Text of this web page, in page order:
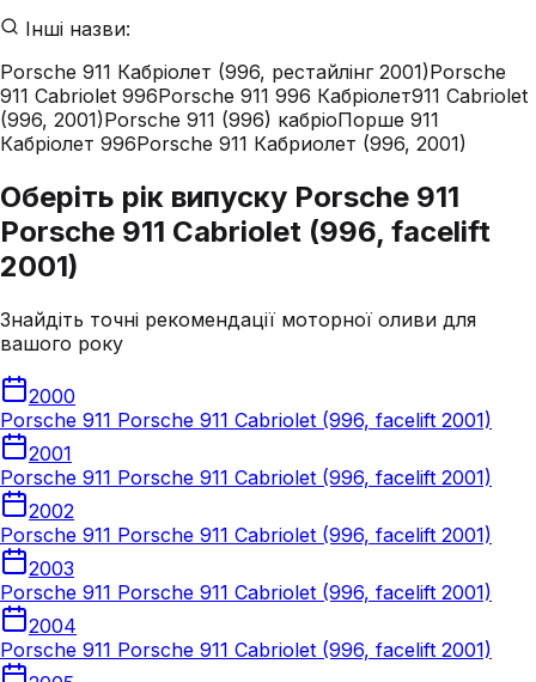
Інші назви:
Porsche 911 Кабріолет (996, рестайлінг 2001)Porsche
911 Cabriolet 996Porsche 911 996 Кабріолет911 Cabriolet
(996, 2001)Porsche 911 (996) кабріоПорше 911
Кабріолет 996Porsche 911 Кабриолет (996, 2001)
Оберіть рік випуску Porsche 911
Porsche 911 Cabriolet (996, facelift
2001)
Знайдіть точні рекомендації моторної оливи для
вашого року
2000
Porsche 911 Porsche 911 Cabriolet (996, facelift 2001)
2001
Porsche 911 Porsche 911 Cabriolet (996, facelift 2001)
2002
Porsche 911 Porsche 911 Cabriolet (996, facelift 2001)
2003
Porsche 911 Porsche 911 Cabriolet (996, facelift 2001)
2004
Porsche 911 Porsche 911 Cabriolet (996, facelift 2001)